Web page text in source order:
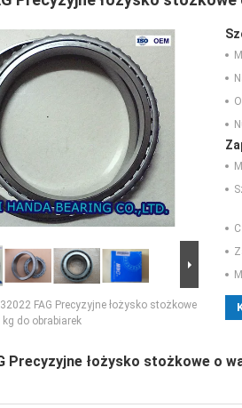
32022 FAG Precyzyjne łożysko stożkowe
do obrabiarek
Precyzyjne łożysko stożkowe o